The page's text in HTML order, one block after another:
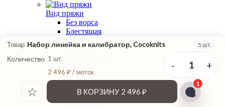
Вид пряжи
Без ворса
Блестящая
Букле
В подмот
Классическая
Меланжевая
Мохеровая
Товар Набор линейка и калибратор, Cocoknits 5 шт.
Количество 1 шт.
2 496 ₽ / моток
- 1 +
☆ В КОРЗИНУ 2 496 ₽
1